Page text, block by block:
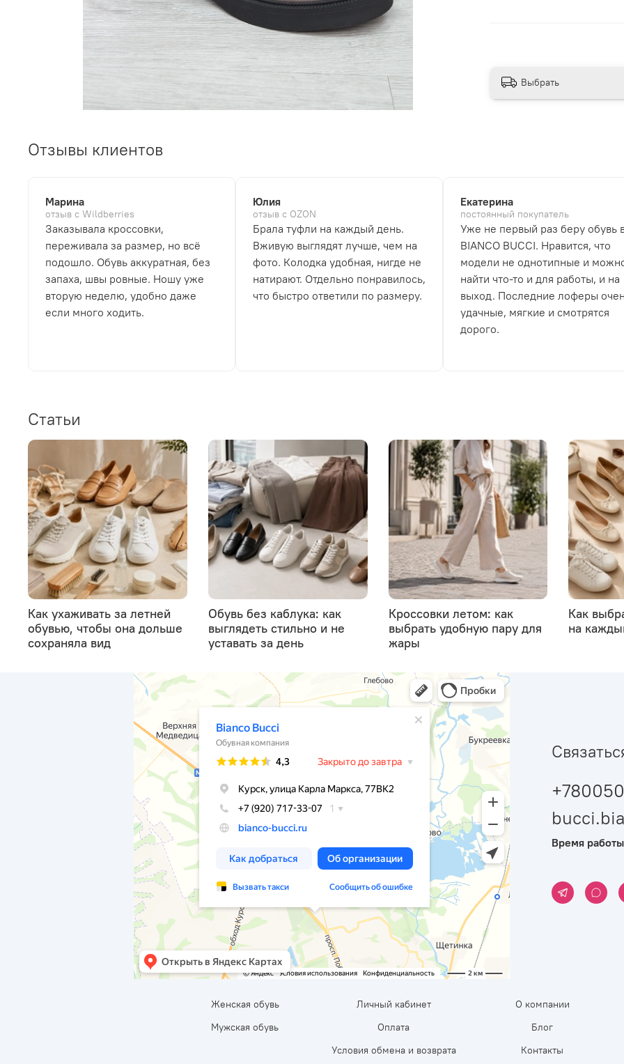
Выбрать
Отзывы клиентов
Марина
отзыв с Wildberries
Заказывала кроссовки,
переживала за размер, но всё
подошло. Обувь аккуратная, без
запаха, швы ровные. Ношу уже
вторую неделю, удобно даже
если много ходить.
Юлия
отзыв с OZON
Брала туфли на каждый день.
Вживую выглядят лучше, чем на
фото. Колодка удобная, нигде не
натирают. Отдельно понравилось,
что быстро ответили по размеру.
Екатерина
постоянный покупатель
Уже не первый раз беру обувь
BIANCO BUCCI. Нравится, что
модели не однотипные и
найти что-то и для работы, и на
выход. Последние лоферы
удачные, мягкие и смотрятся
дорого.
Статьи
Как ухаживать за летней
обувью, чтобы она дольше
сохраняла вид
Обувь без каблука: как
выглядеть стильно и не
уставать за день
Кроссовки летом: как
выбрать удобную пару для
жары
Как
на
Время
Женская обувь
Мужская обувь
Личный кабинет
Оплата
Условия обмена и возврата
О компании
Блог
Контакты